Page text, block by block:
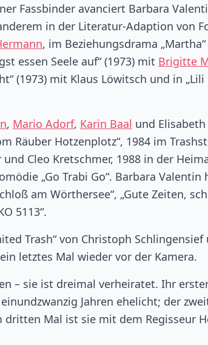
Fassbinder avanciert Barbara
in der Literatur-Adaption von
, im Beziehungsdrama „Martha“
essen Seele auf“ (1973) mit Brigitte
(1973) mit Klaus Löwitsch und in „Lili
, Mario Adorf, Karin Baal und
Räuber Hotzenplotz“, 1984 im
Cleo Kretschmer, 1988 in der
„Go Trabi Go“. Barbara Valentin
am Wörthersee“, „Gute Zeiten,
5113“.
Trash“ von Christoph
letztes Mal wieder vor der Kamera.
– sie ist dreimal verheiratet. Ihr
Jahren ehelicht; der
Mal ist sie mit dem Regisseur